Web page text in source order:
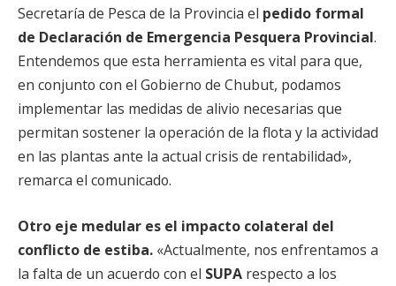
Secretaría de Pesca de la Provincia el pedido formal
de Declaración de Emergencia Pesquera Provincial.
Entendemos que esta herramienta es vital para que,
en conjunto con el Gobierno de Chubut, podamos
implementar las medidas de alivio necesarias que
permitan sostener la operación de la flota y la actividad
en las plantas ante la actual crisis de rentabilidad»,
remarca el comunicado.
Otro eje medular es el impacto colateral del
conflicto de estiba. «Actualmente, nos enfrentamos a
la falta de un acuerdo con el SUPA respecto a los